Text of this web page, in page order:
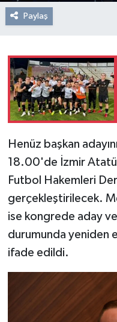
Paylaş
Henüz başkan
18.00'de İzmir
Futbol Hakemleri
gerçekleştirilecek.
ise kongrede aday
durumunda yeniden
ifade edildi.